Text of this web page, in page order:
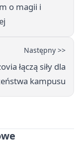
o magii i
Następny >>
łączą siły dla
kampusu